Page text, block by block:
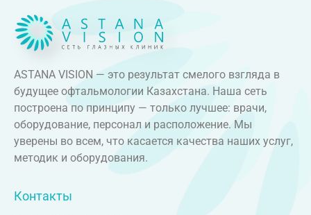
ASTANA VISION — это результат смелого взгляда в
будущее офтальмологии Казахстана. Наша сеть
построена по принципу — только лучшее: врачи,
оборудование, персонал и расположение. Мы
уверены во всем, что касается качества наших услуг,
методик и оборудования.
Контакты